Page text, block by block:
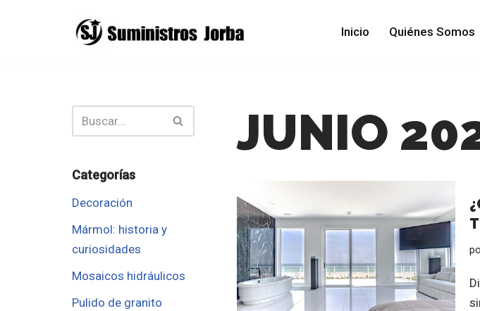
Inicio Quiénes Somos
Categorías
Decoración
Mármol: historia y
curiosidades
Mosaicos hidráulicos
Pulido de granito
JUNIO